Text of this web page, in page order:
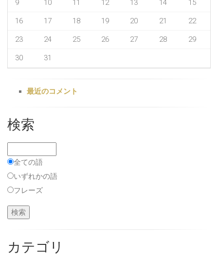
9 10 11 12 13 14 15
16 17 18 19 20 21 22
23 24 25 26 27 28 29
30 31
最近のコメント
検索
全ての語
いずれかの語
フレーズ
カテゴリ